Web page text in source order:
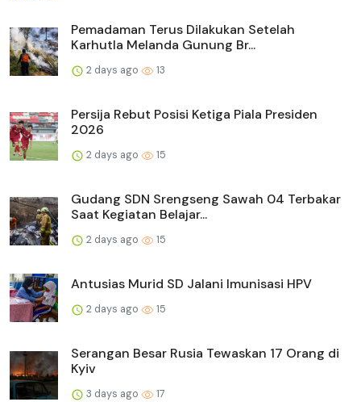
Pemadaman Terus Dilakukan Setelah
Karhutla Melanda Gunung Br...
2 days ago 13
Persija Rebut Posisi Ketiga Piala Presiden
2026
2 days ago 15
Gudang SDN Srengseng Sawah 04 Terbakar
Saat Kegiatan Belajar...
2 days ago 15
Antusias Murid SD Jalani Imunisasi HPV
2 days ago 15
Serangan Besar Rusia Tewaskan 17 Orang di
Kyiv
3 days ago 17